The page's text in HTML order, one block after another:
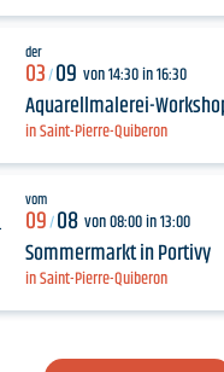
der
03/09 von 14:30 in 16:30
Aquarellmalerei-
in Saint-Pierre-Quiberon
vom
09/08 von 08:00 in 13:00
Sommermarkt in Portivy
in Saint-Pierre-Quiberon